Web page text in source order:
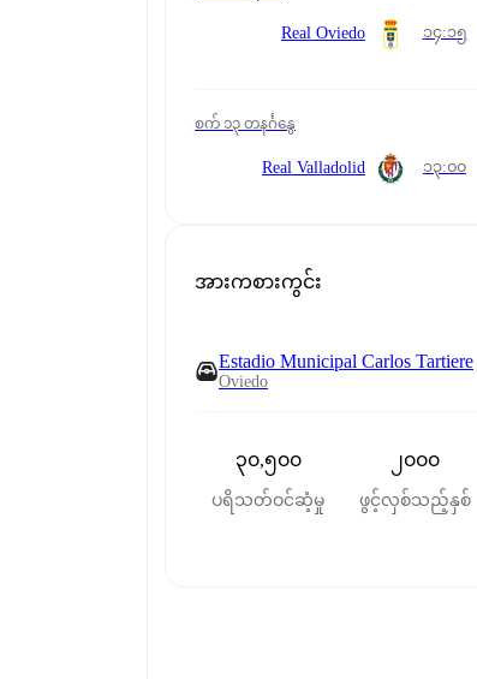
Real Oviedo ၁၄:၁၅
စက် ၁၃ တနင်္ဂနွေ
Real Valladolid ၁၃:၀၀
အားကစားကွင်း
Estadio Municipal Carlos Tartiere
Oviedo
၃၀,၅၀၀
ပရိသတ်ဝင်ဆံ့မှု
၂၀၀၀
ဖွင့်လှစ်သည့်နှစ်